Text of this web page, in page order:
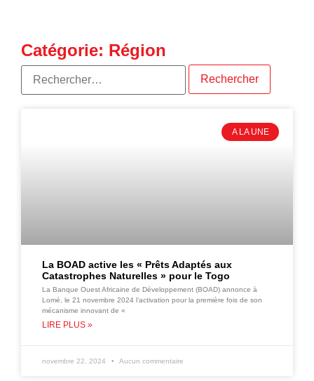
Catégorie: Région
A LA UNE
La BOAD active les « Prêts Adaptés aux
Catastrophes Naturelles » pour le Togo
La Banque Ouest Africaine de Développement (BOAD) annonce à
Lomé, le 21 novembre 2024 l’activation pour la première fois de son
mécanisme innovant de «
LIRE PLUS »
novembre 22, 2024 Aucun commentaire